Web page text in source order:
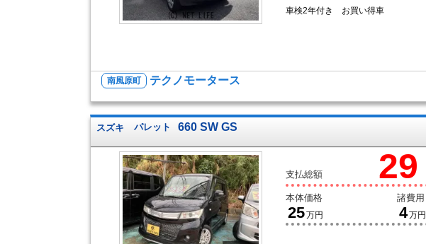
車検2年付き お買い得車
南風原町 テクノモータース
スズキ パレット 660 SW GS
支払総額 29
本体価格
25万円
諸費用
4万円